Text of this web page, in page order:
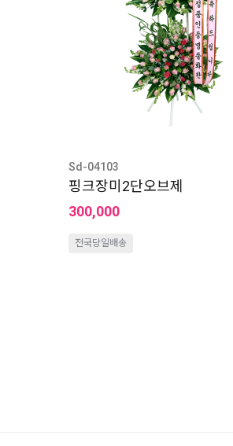
Sd-04103
핑크장미2단오브제
300,000
전국당일배송